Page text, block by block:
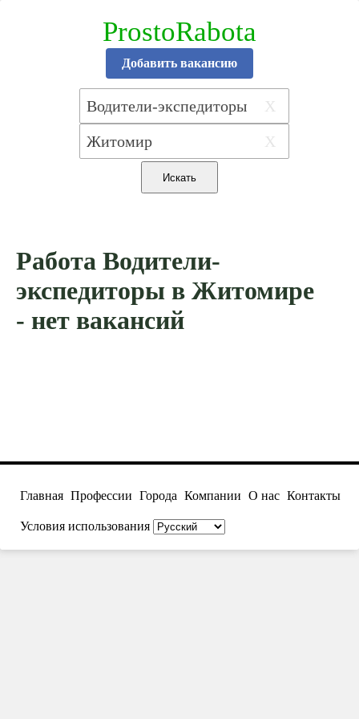
ProstoRabota
Добавить вакансию
X
X
Работа Водители-
экспедиторы в Житомире
- нет вакансий
Главная Профессии Города Компании О нас Контакты
Условия использования